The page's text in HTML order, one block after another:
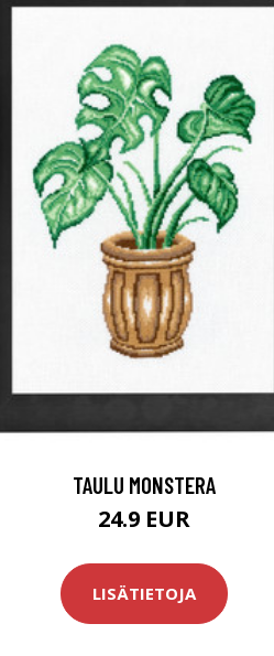
TAULU MONSTERA
24.9 EUR
LISÄTIETOJA